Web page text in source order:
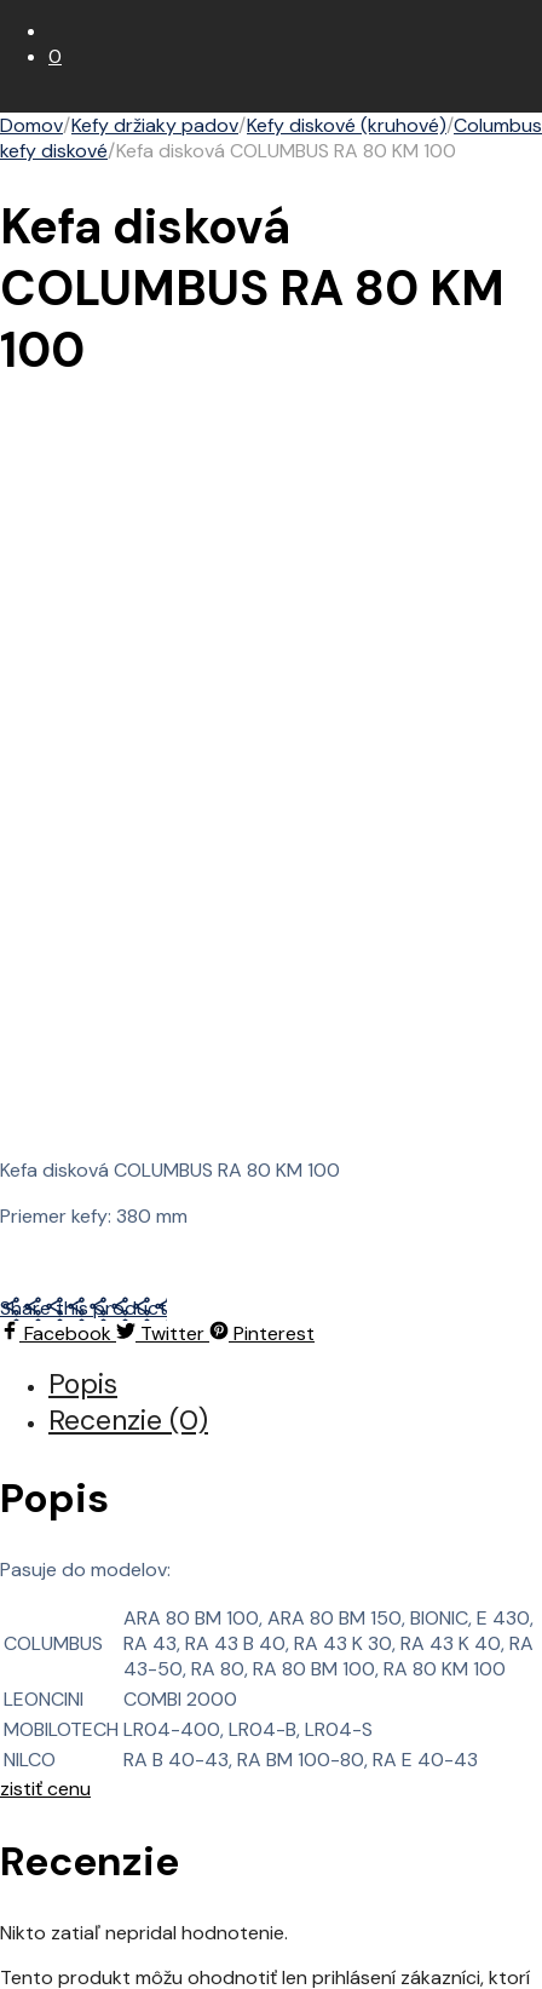
0
Domov/Kefy držiaky padov/Kefy diskové (kruhové)/Columbus
kefy diskové/Kefa disková COLUMBUS RA 80 KM 100
Kefa disková
COLUMBUS RA 80 KM
100
Kefa disková COLUMBUS RA 80 KM 100
Priemer kefy: 380 mm
Share this product
Facebook
Twitter Pinterest
Popis
Recenzie (0)
Popis
Pasuje do modelov:
COLUMBUS
ARA 80 BM 100, ARA 80 BM 150, BIONIC, E 430,
RA 43, RA 43 B 40, RA 43 K 30, RA 43 K 40, RA
43-50, RA 80, RA 80 BM 100, RA 80 KM 100
LEONCINI
COMBI 2000
MOBILOTECH LR04-400, LR04-B, LR04-S
NILCO
RA B 40-43, RA BM 100-80, RA E 40-43
zistiť cenu
Recenzie
Nikto zatiaľ nepridal hodnotenie.
Tento produkt môžu ohodnotiť len prihlásení zákazníci, ktorí